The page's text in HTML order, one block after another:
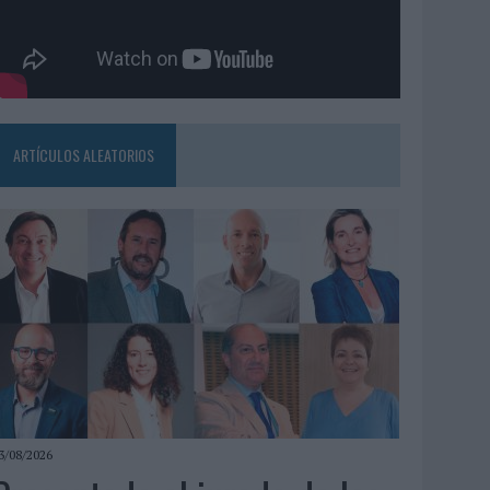
ARTÍCULOS ALEATORIOS
08/2026